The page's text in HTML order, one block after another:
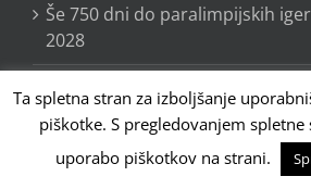
Še 750 dni do paralimpijskih
2028
Ta spletna stran za izboljšanje
piškotke. S pregledovanjem
uporabo piškotkov na strani.